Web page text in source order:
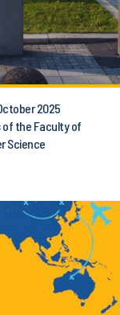
2025
of the Faculty of
Science